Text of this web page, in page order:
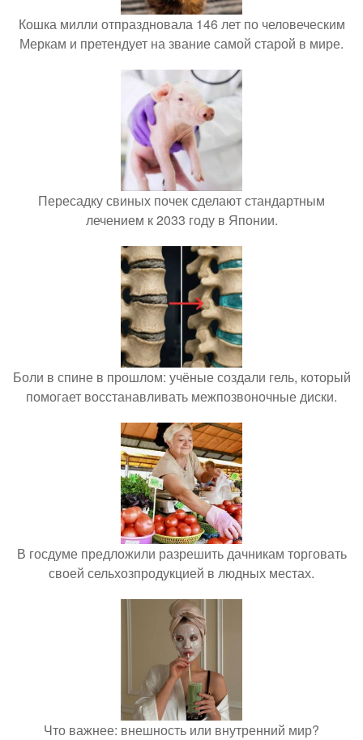
Кошка милли отпраздновала 146 лет по человеческим
Меркам и претендует на звание самой старой в мире.
Пересадку свиных почек сделают стандартным
лечением к 2033 году в Японии.
Боли в спине в прошлом: учёные создали гель, который
помогает восстанавливать межпозвоночные диски.
В госдуме предложили разрешить дачникам торговать
своей сельхозпродукцией в людных местах.
Что важнее: внешность или внутренний мир?